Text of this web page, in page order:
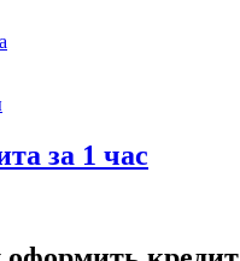
за 1 час